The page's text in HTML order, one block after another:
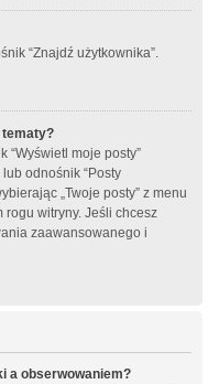
“Znajdź użytkownika”.
tematy?
“Wyświetl moje posty”
odnośnik “Posty
„Twoje posty” z menu
witryny. Jeśli chcesz
zaawansowanego i
a obserwowaniem?